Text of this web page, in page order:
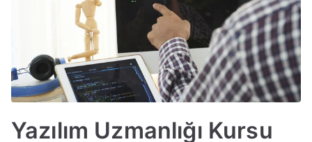
Yazılım Uzmanlığı Kursu